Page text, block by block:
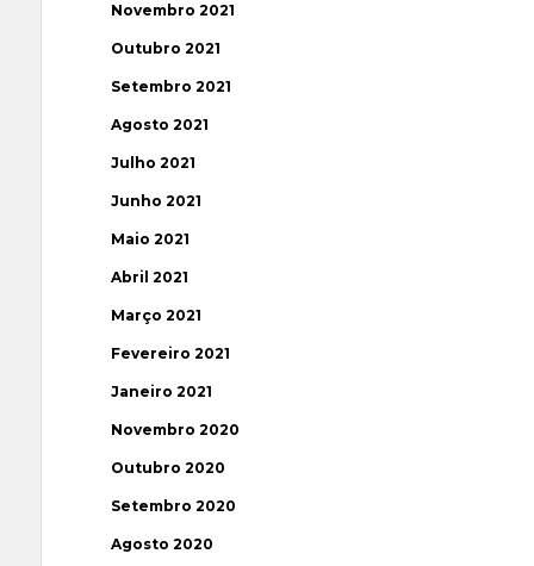
Novembro 2021
Outubro 2021
Setembro 2021
Agosto 2021
Julho 2021
Junho 2021
Maio 2021
Abril 2021
Março 2021
Fevereiro 2021
Janeiro 2021
Novembro 2020
Outubro 2020
Setembro 2020
Agosto 2020